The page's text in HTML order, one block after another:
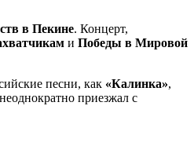
в Пекине. Концерт,
и Победы в Мировой
песни, как «Калинка»,
приезжал с